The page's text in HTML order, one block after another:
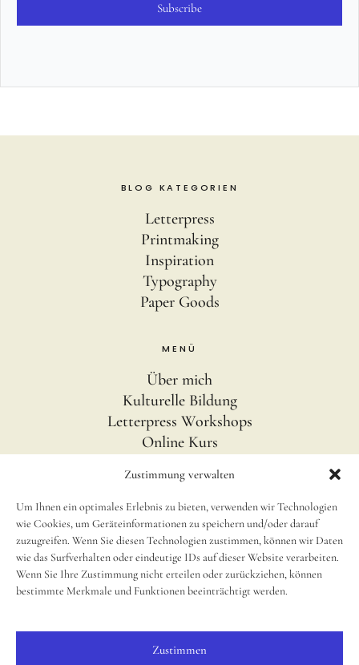
Zustimmung verwalten
Um Ihnen ein optimales Erlebnis zu bieten, verwenden wir Technologien
wie Cookies, um Geräteinformationen zu speichern und/oder darauf
zuzugreifen. Wenn Sie diesen Technologien zustimmen, können wir Daten
wie das Surfverhalten oder eindeutige IDs auf dieser Website verarbeiten.
Wenn Sie Ihre Zustimmung nicht erteilen oder zurückziehen, können
bestimmte Merkmale und Funktionen beeinträchtigt werden.
Zustimmen
Subscribe
BLOG KATEGORIEN
Letterpress
Printmaking
Inspiration
Typography
Paper Goods
MENÜ
Über mich
Kulturelle Bildung
Letterpress Workshops
Online Kurs
INFOS
Impressum
Disclaimer
newsletter
Cookie Richtlinie (EU)
SOCIAL